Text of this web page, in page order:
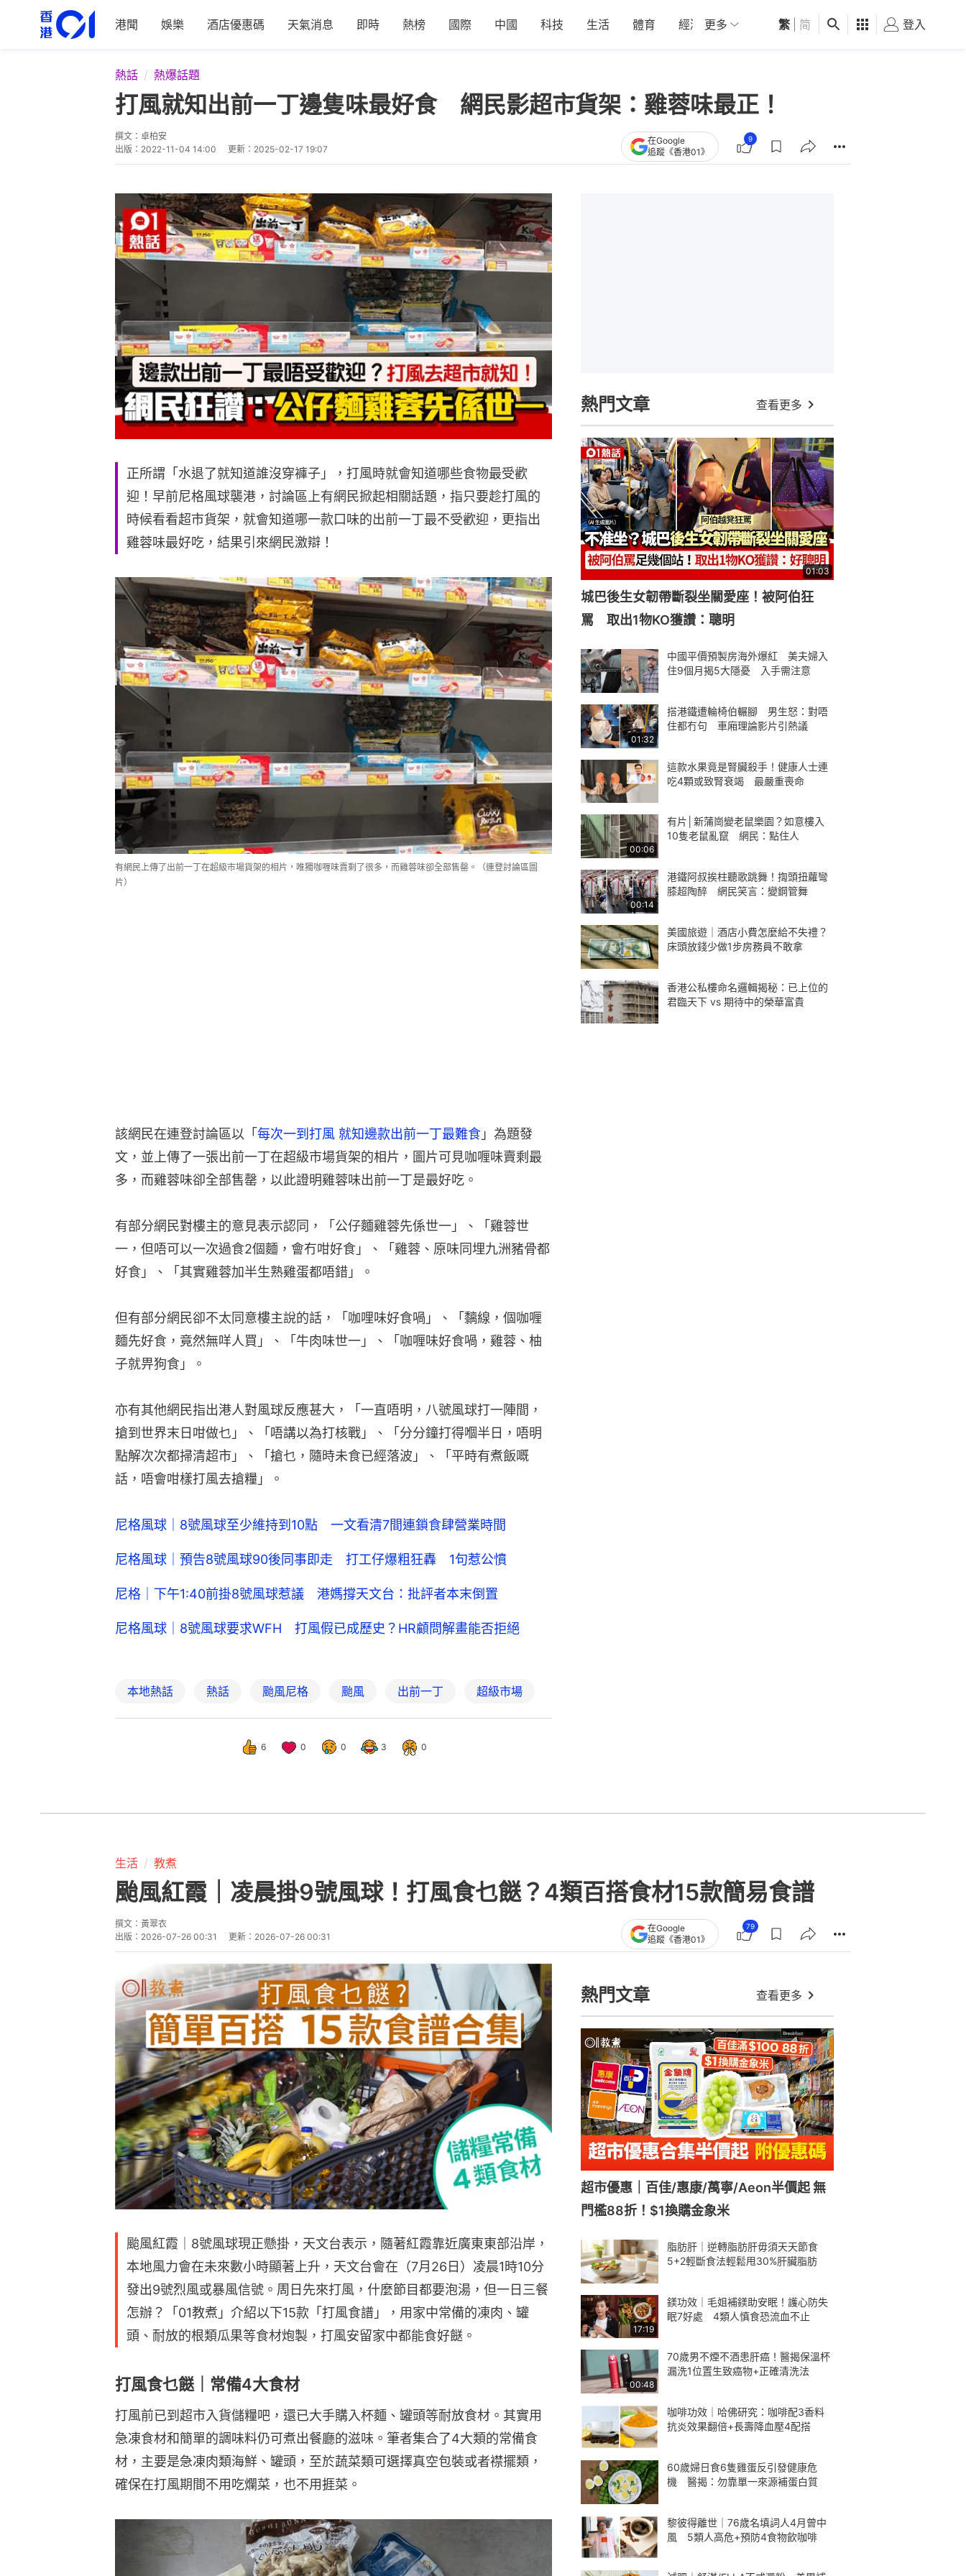
港聞 娛樂 酒店優惠碼 天氣消息 即時 熱榜 國際 中國 科技 生活 體育 經濟 01深圳 觀點 健康 好食玩飛
更多 繁 简 登入
熱話 熱爆話題
打風就知出前一丁邊隻味最好食 網民影超市貨架：雞蓉味最正！
撰文： 卓柏安
出版： 2022-11-04 14:00 更新： 2025-02-17 19:07
在Google
追蹤《香港01》
9
正所謂「水退了就知道誰沒穿褲子」，打風時就會知道哪些食物最受歡
迎！早前尼格風球襲港，討論區上有網民掀起相關話題，指只要趁打風的
時候看看超市貨架，就會知道哪一款口味的出前一丁最不受歡迎，更指出
雞蓉味最好吃，結果引來網民激辯！
有網民上傳了出前一丁在超級市場貨架的相片，唯獨咖喱味賣剩了很多，而雞蓉味卻全部售罄。（連登討論區圖
片）
該網民在連登討論區以「每次一到打風 就知邊款出前一丁最難食 」為題發
文，並上傳了一張出前一丁在超級市場貨架的相片，圖片可見咖喱味賣剩最
多，而雞蓉味卻全部售罄，以此證明雞蓉味出前一丁是最好吃。
有部分網民對樓主的意見表示認同，「公仔麵雞蓉先係世一」、「雞蓉世
一，但唔可以一次過食2個麵，會冇咁好食」、「雞蓉、原味同埋九洲豬骨都
好食」、「其實雞蓉加半生熟雞蛋都唔錯」。
但有部分網民卻不太同意樓主說的話，「咖哩味好食喎」、「黐線，個咖喱
麵先好食，竟然無咩人買」、「牛肉味世一」、「咖喱味好食喎，雞蓉、柚
子就畀狗食」。
亦有其他網民指出港人對風球反應甚大，「一直唔明，八號風球打一陣間，
搶到世界末日咁做乜」、「唔講以為打核戰」、「分分鐘打得嗰半日，唔明
點解次次都掃清超市」、「搶乜，隨時未食已經落波」、「平時有煮飯嘅
話，唔會咁樣打風去搶糧」。
尼格風球｜8號風球至少維持到10點 一文看清7間連鎖食肆營業時間
尼格風球｜預告8號風球90後同事即走 打工仔爆粗狂轟 1句惹公憤
尼格｜下午1:40前掛8號風球惹議 港媽撐天文台：批評者本末倒置
尼格風球｜8號風球要求WFH 打風假已成歷史？HR顧問解畫能否拒絕
本地熱話 熱話 颱風尼格 颱風 出前一丁 超級市場
6 0 0 3 0
熱門文章 查看更多
01:03
城巴後生女韌帶斷裂坐關愛座！被阿伯狂
罵 取出1物KO獲讚：聰明
中國平價預製房海外爆紅 美夫婦入
住9個月揭5大隱憂 入手需注意
01:32
搭港鐵遭輪椅伯輾腳 男生怒：對唔
住都冇句 車廂理論影片引熱議
這款水果竟是腎臟殺手！健康人士連
吃4顆或致腎衰竭 最嚴重喪命
00:06
有片│新蒲崗變老鼠樂園？如意樓入
10隻老鼠亂竄 網民：點住人
00:14
港鐵阿叔挨柱聽歌跳舞！揈頭扭蘿彎
膝超陶醉 網民笑言：變鋼管舞
美國旅遊｜酒店小費怎麼給不失禮？
床頭放錢少做1步房務員不敢拿
香港公私樓命名邏輯揭秘：已上位的
君臨天下 vs 期待中的榮華富貴
生活 教煮
颱風紅霞｜凌晨掛9號風球！打風食乜餸？4類百搭食材15款簡易食譜
撰文： 黃翠衣
出版： 2026-07-26 00:31 更新： 2026-07-26 00:31
在Google
追蹤《香港01》
79
颱風紅霞｜8號風球現正懸掛，天文台表示，隨著紅霞靠近廣東東部沿岸，
本地風力會在未來數小時顯著上升，天文台會在（7月26日）凌晨1時10分
發出9號烈風或暴風信號。周日先來打風，什麼節目都要泡湯，但一日三餐
怎辦？「01教煮」介紹以下15款「打風食譜」，用家中常備的凍肉、罐
頭、耐放的根類瓜果等食材炮製，打風安留家中都能食好餸。
打風食乜餸｜常備4大食材
打風前已到超市入貨儲糧吧，還已大手購入杯麵、罐頭等耐放食材。其實用
急凍食材和簡單的調味料仍可煮出餐廳的滋味。筆者集合了4大類的常備食
材，主要是急凍肉類海鮮、罐頭，至於蔬菜類可選擇真空包裝或者襟擺類，
確保在打風期間不用吃爛菜，也不用捱菜。
熱門文章 查看更多
超市優惠｜百佳/惠康/萬寧/Aeon半價起 無
門檻88折！$1換購金象米
脂肪肝｜逆轉脂肪肝毋須天天節食
5+2輕斷食法輕鬆甩30%肝臟脂肪
17:19
鎂功效｜毛姐補鎂助安眠！護心防失
眠7好處 4類人慎食恐流血不止
00:48
70歲男不煙不酒患肝癌！醫揭保溫杯
漏洗1位置生致癌物+正確清洗法
咖啡功效｜哈佛研究：咖啡配3香料
抗炎效果翻倍+長壽降血壓4配搭
60歲婦日食6隻雞蛋反引發健康危
機 醫揭：勿靠單一來源補蛋白質
黎彼得離世｜76歲名填詞人4月曾中
風 5類人高危+預防4食物飲咖啡